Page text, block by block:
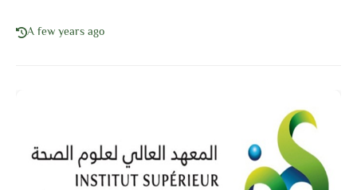
A few years ago